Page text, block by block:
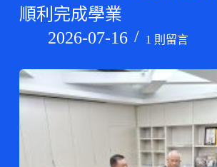
順利完成學業
2026-07-16
1 則留言